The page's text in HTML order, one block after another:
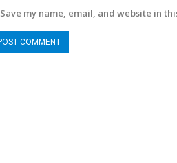
Save my name, email, and website in